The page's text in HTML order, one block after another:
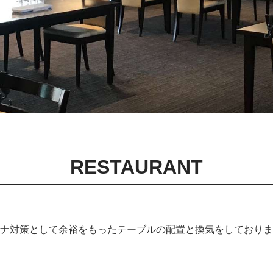
RESTAURANT
対策として余裕をもったテーブルの配置と換気をしており